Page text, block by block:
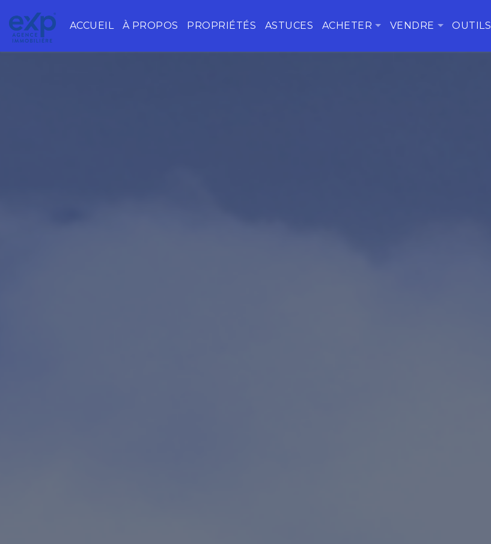
ACCUEIL À PROPOS PROPRIÉTÉS ASTUCES ACHETER VENDRE OUTILS